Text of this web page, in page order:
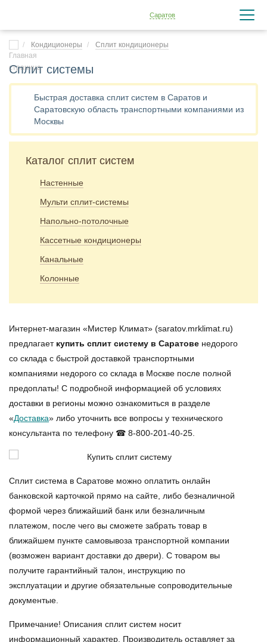
Саратов
Кондиционеры Сплит кондиционеры
Сплит системы
Быстрая доставка сплит систем в Саратов и
Саратовскую область транспортными компаниями из
Москвы
Каталог сплит систем
Настенные
Мульти сплит-системы
Напольно-потолочные
Кассетные кондиционеры
Канальные
Колонные
Интернет-магазин «Мистер Климат» (saratov.mrklimat.ru)
предлагает купить сплит систему в Саратове недорого
со склада с быстрой доставкой транспортными
компаниями недорого со склада в Москве после полной
предоплаты! С подробной информацией об условиях
доставки в регионы можно ознакомиться в разделе
«Доставка» либо уточнить все вопросы у технического
консультанта по телефону ☎ 8-800-201-40-25.
Сплит система в Саратове можно оплатить онлайн
банковской карточкой прямо на сайте, либо безналичной
формой через ближайший банк или безналичным
платежом, после чего вы сможете забрать товар в
ближайшем пункте самовывоза транспортной компании
(возможен вариант доставки до двери). С товаром вы
получите гарантийный талон, инструкцию по
эксплуатации и другие обязательные сопроводительные
документые.
Примечание! Описания сплит систем носит
информационный характер. Производитель оставляет за